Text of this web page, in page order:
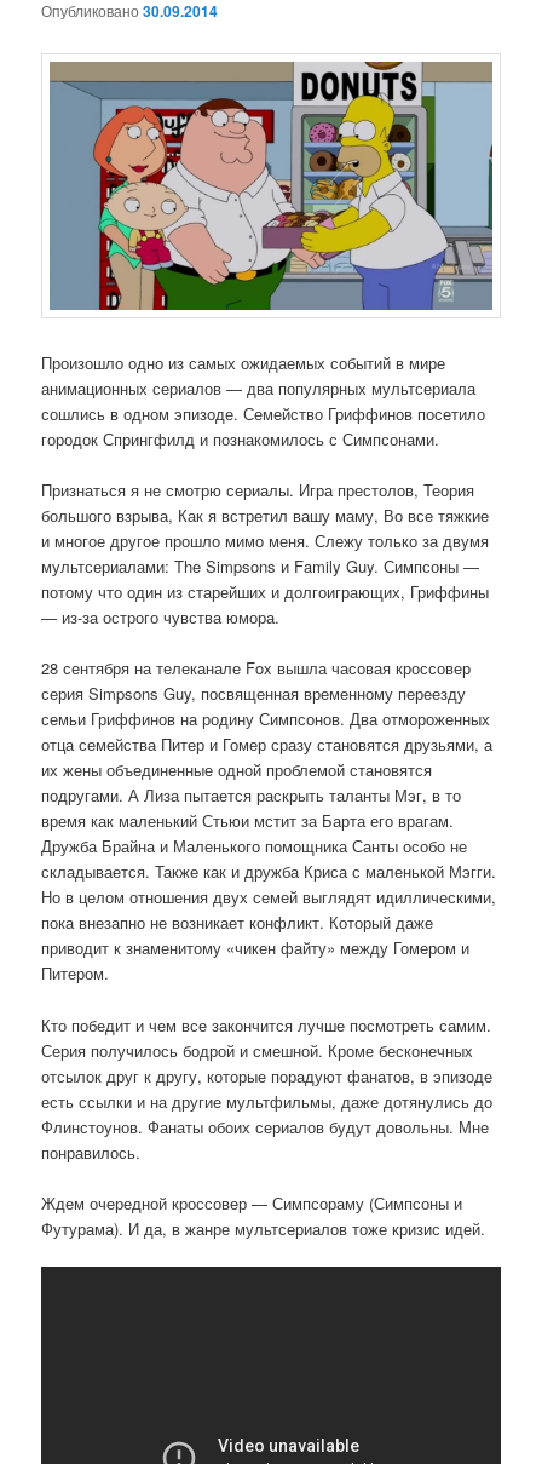
Опубликовано30.09.2014
Произошло одно из самых ожидаемых событий в мире
анимационных сериалов — два популярных мультсериала
сошлись в одном эпизоде. Семейство Гриффинов посетило
городок Спрингфилд и познакомилось с Симпсонами.
Признаться я не смотрю сериалы. Игра престолов, Теория
большого взрыва, Как я встретил вашу маму, Во все тяжкие
и многое другое прошло мимо меня. Слежу только за двумя
мультсериалами: The Simpsons и Family Guy. Симпсоны —
потому что один из старейших и долгоиграющих, Гриффины
— из-за острого чувства юмора.
28 сентября на телеканале Fox вышла часовая кроссовер
серия Simpsons Guy, посвященная временному переезду
семьи Гриффинов на родину Симпсонов. Два отмороженных
отца семейства Питер и Гомер сразу становятся друзьями, а
их жены объединенные одной проблемой становятся
подругами. А Лиза пытается раскрыть таланты Мэг, в то
время как маленький Стьюи мстит за Барта его врагам.
Дружба Брайна и Маленького помощника Санты особо не
складывается. Также как и дружба Криса с маленькой Мэгги.
Но в целом отношения двух семей выглядят идиллическими,
пока внезапно не возникает конфликт. Который даже
приводит к знаменитому «чикен файту» между Гомером и
Питером.
Кто победит и чем все закончится лучше посмотреть самим.
Серия получилось бодрой и смешной. Кроме бесконечных
отсылок друг к другу, которые порадуют фанатов, в эпизоде
есть ссылки и на другие мультфильмы, даже дотянулись до
Флинстоунов. Фанаты обоих сериалов будут довольны. Мне
понравилось.
Ждем очередной кроссовер — Симпсораму (Симпсоны и
Футурама). И да, в жанре мультсериалов тоже кризис идей.